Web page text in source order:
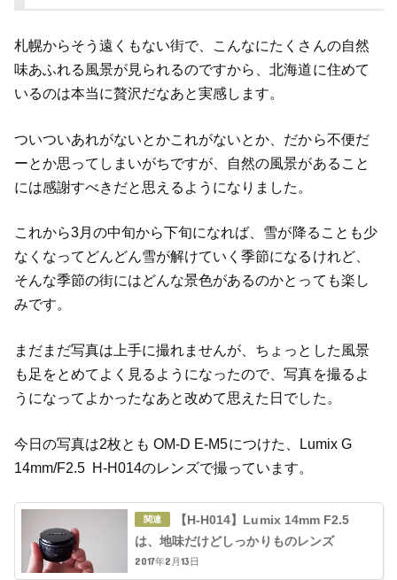
札幌からそう遠くもない街で、こんなにたくさんの自然
味あふれる風景が見られるのですから、北海道に住めて
いるのは本当に贅沢だなあと実感します。
ついついあれがないとかこれがないとか、だから不便だ
ーとか思ってしまいがちですが、自然の風景があること
には感謝すべきだと思えるようになりました。
これから3月の中旬から下旬になれば、雪が降ることも少
なくなってどんどん雪が解けていく季節になるけれど、
そんな季節の街にはどんな景色があるのかとっても楽し
みです。
まだまだ写真は上手に撮れませんが、ちょっとした風景
も足をとめてよく見るようになったので、写真を撮るよ
うになってよかったなあと改めて思えた日でした。
今日の写真は2枚とも OM-D E-M5につけた、Lumix G
14mm/F2.5 H-H014のレンズで撮っています。
【H-H014】Lumix 14mm F2.5
は、地味だけどしっかりものレンズ
2017年2月13日